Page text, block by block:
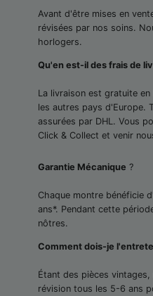
Avant d'être mises en
révisées par nos soins.
horlogers.
Qu'en est-il des frais de
La livraison est gratuite
les autres pays d'Europe.
assurées par DHL. Vous
Click & Collect et venir
Garantie Mécanique ?
Chaque montre bénéficie
ans*. Pendant cette
nôtres.
Comment dois-je
Étant des pièces
révision tous les 5-6 ans